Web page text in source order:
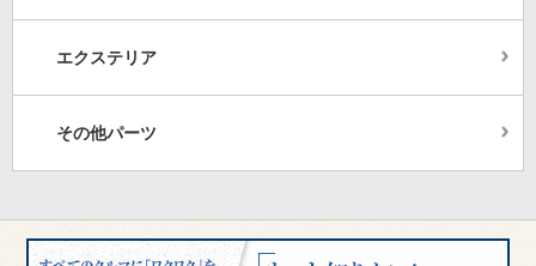
エクステリア
その他パーツ